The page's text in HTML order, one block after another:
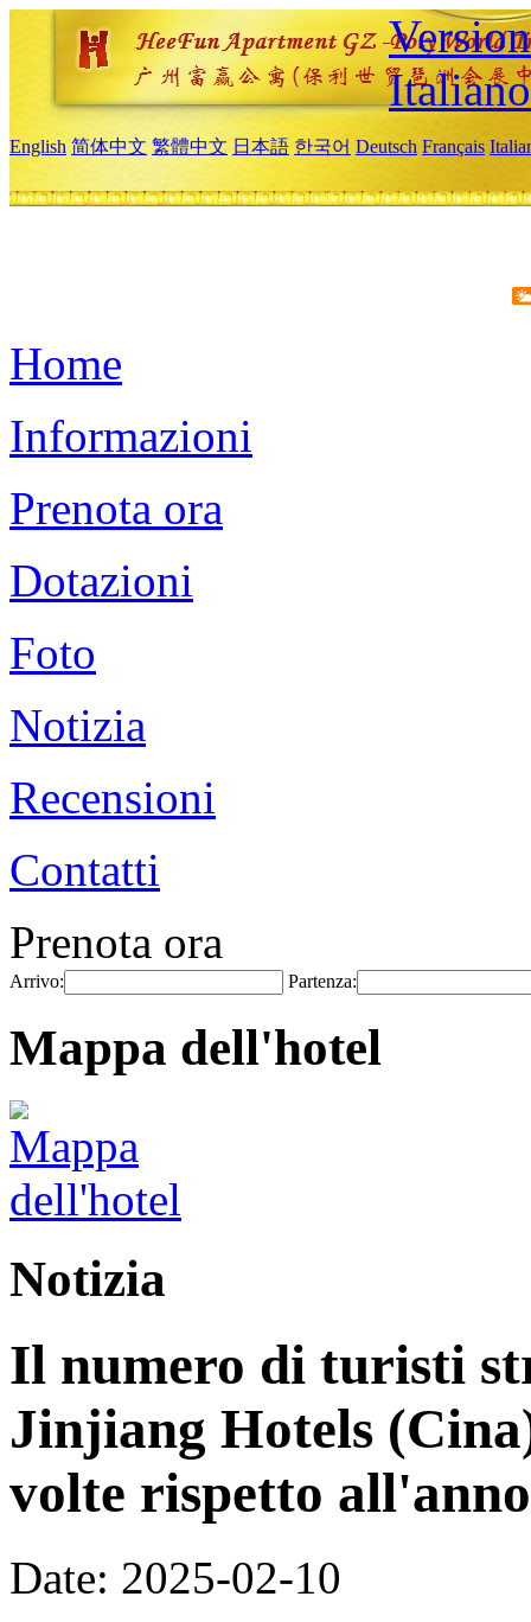
Italiano
English 简体中文 繁體中文 日本語 한국어 Deutsch Français
Home
Informazioni
Prenota ora
Dotazioni
Foto
Notizia
Recensioni
Contatti
Prenota ora
Arrivo: Partenza:
Mappa dell'hotel
Notizia
Il numero di turisti
Jinjiang Hotels
volte rispetto
Date: 2025-02-10